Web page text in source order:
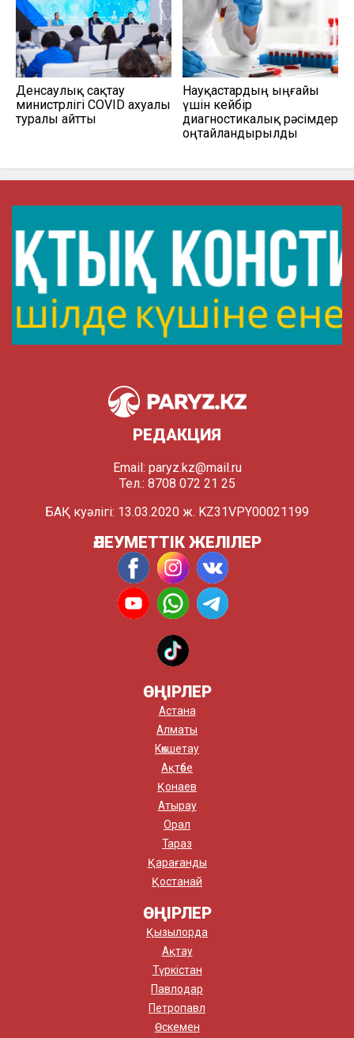
Денсаулық сақтау
министрлігі COVID ахуалы
туралы айтты
Науқастардың ыңғайы
үшін кейбір
диагностикалық рәсімдер
оңтайландырылды
РЕДАКЦИЯ
Email: paryz.kz@mail.ru
Тел.: 8708 072 21 25
БАҚ куәлігі: 13.03.2020 ж. KZ31VPY00021199
ӘЛЕУМЕТТІК ЖЕЛІЛЕР
ӨҢІРЛЕР
Астана
Алматы
Көкшетау
Ақтөбе
Қонаев
Атырау
Орал
Тараз
Қарағанды
Қостанай
ӨҢІРЛЕР
Қызылорда
Ақтау
Түркістан
Павлодар
Петропавл
Өскемен